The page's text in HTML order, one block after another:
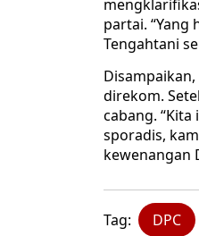
partai. “Yang
Tengahtani
direkom.
cabang.
sporadis,
kewenangan
Tag: DPC